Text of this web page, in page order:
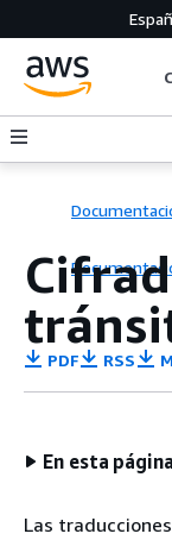
PDF RSS
En esta página
Las